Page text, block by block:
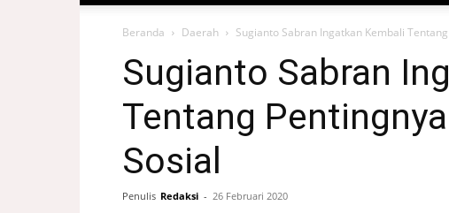
Beranda Daerah Sugianto Sabran Ingatkan Kembali
Sugianto Sabran
Tentang
Sosial
Penulis Redaksi - 26 Februari 2020